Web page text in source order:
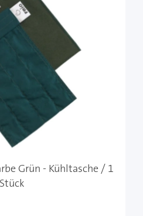
Grün - Kühltasche / 1
Stück